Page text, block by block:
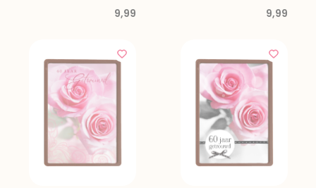
9,99 9,99